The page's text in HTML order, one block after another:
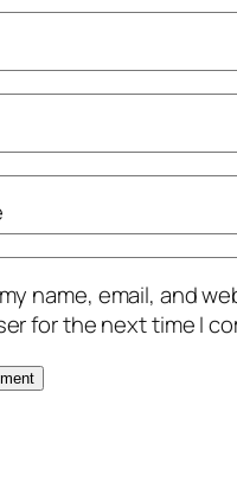
name, email, and
for the next time I